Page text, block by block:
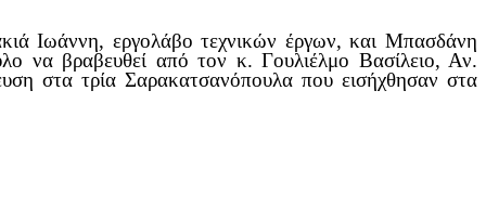
Ιωάννη, εργολάβο τεχνικών έργων, και Μπασδάνη
να βραβευθεί από τον κ. Γουλιέλμο Βασίλειο, Αν.
στα τρία Σαρακατσανόπουλα που εισήχθησαν στα